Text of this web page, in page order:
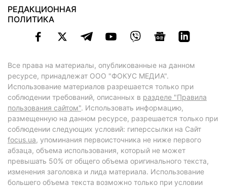
РЕДАКЦИОННАЯ
ПОЛИТИКА
Все права на материалы, опубликованные на данном
ресурсе, принадлежат ООО "ФОКУС МЕДИА".
Использование материалов разрешается только при
соблюдении требований, описанных в разделе "Правила
пользования сайтом". Использовать информацию,
размещенную на данном ресурсе, разрешается только при
соблюдении следующих условий: гиперссылки на Сайт
focus.ua, упоминания первоисточника не ниже первого
абзаца, объема использования, который не может
превышать 50% от общего объема оригинального текста,
изменения заголовка и лида материала. Использование
большего объема текста возможно только при условии